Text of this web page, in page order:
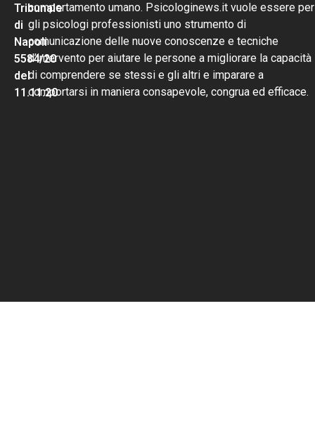
Tribunale
di
Napoli
5584/20
del
11.11.20
comportamento umano. Psicologinews.it vuole essere per
gli psicologi professionisti uno strumento di
comunicazione delle nuove conoscenze e tecniche
d’intervento per aiutare le persone a migliorare la capacità
di comprendere se stessi e gli altri e imparare a
comportarsi in maniera consapevole, congrua ed efficace.